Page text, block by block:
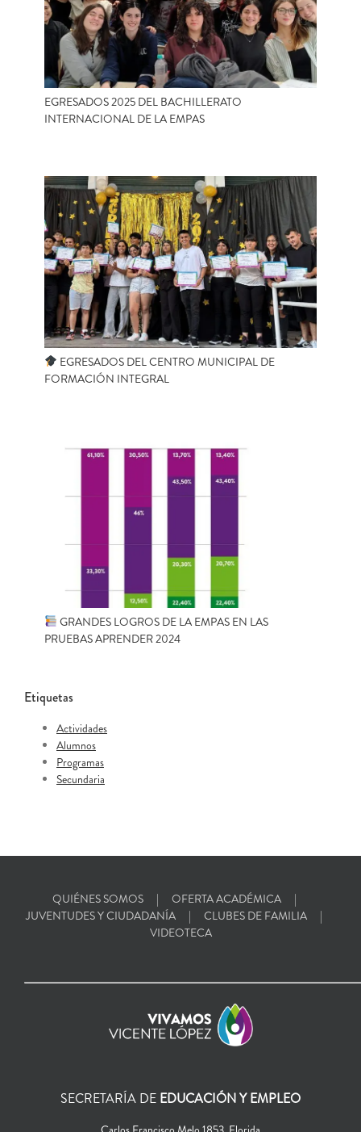
EGRESADOS 2025 DEL BACHILLERATO
INTERNACIONAL DE LA EMPAS
EGRESADOS DEL CENTRO MUNICIPAL DE
FORMACIÓN INTEGRAL
GRANDES LOGROS DE LA EMPAS EN LAS
PRUEBAS APRENDER 2024
Etiquetas
Actividades
Alumnos
Programas
Secundaria
QUIÉNES SOMOS
OFERTA ACADÉMICA
JUVENTUDES Y CIUDADANÍA
CLUBES DE FAMILIA
VIDEOTECA
SECRETARÍA DE EDUCACIÓN Y EMPLEO